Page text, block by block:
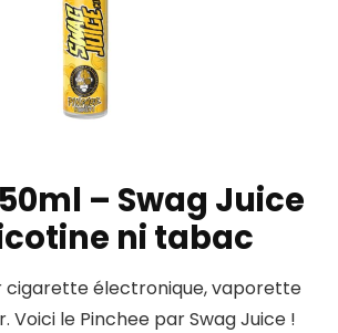
– Swag Juice
ni tabac
cigarette électronique, vaporette
Voici le Pinchee par Swag Juice !